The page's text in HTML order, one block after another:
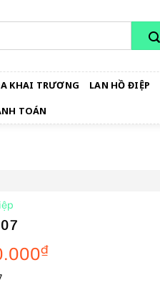
KHAI TRƯƠNG LAN HỒ ĐIỆP
TOÁN
₫